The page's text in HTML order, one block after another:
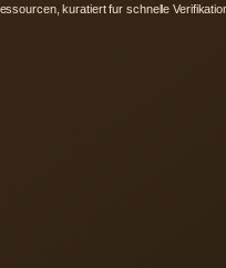
kuratiert fur schnelle